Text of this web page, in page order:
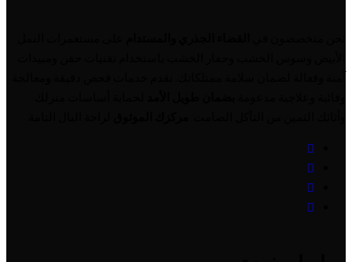
آمنة وفعالة لضمان سلامة ممتلكاتك. نقدم خدمات فحص دقيقة ومعالجة